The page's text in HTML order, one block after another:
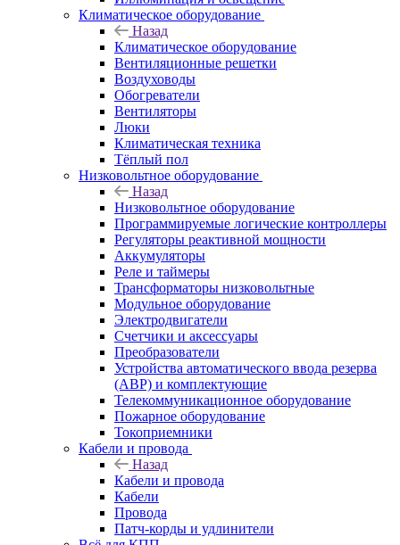
Климатическое оборудование
Назад
Климатическое оборудование
Вентиляционные решетки
Воздуховоды
Обогреватели
Вентиляторы
Люки
Климатическая техника
Тёплый пол
Низковольтное оборудование
Назад
Низковольтное оборудование
Программируемые логические контроллеры
Регуляторы реактивной мощности
Аккумуляторы
Реле и таймеры
Трансформаторы низковольтные
Модульное оборудование
Электродвигатели
Счетчики и аксессуары
Преобразователи
Устройства автоматического ввода резерва
(АВР) и комплектующие
Телекоммуникационное оборудование
Пожарное оборудование
Токоприемники
Кабели и провода
Назад
Кабели и провода
Кабели
Провода
Патч-корды и удлинители